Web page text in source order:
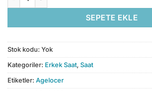
SEPETE EKLE
Stok kodu: Yok
Kategoriler: Erkek Saat, Saat
Etiketler: Agelocer